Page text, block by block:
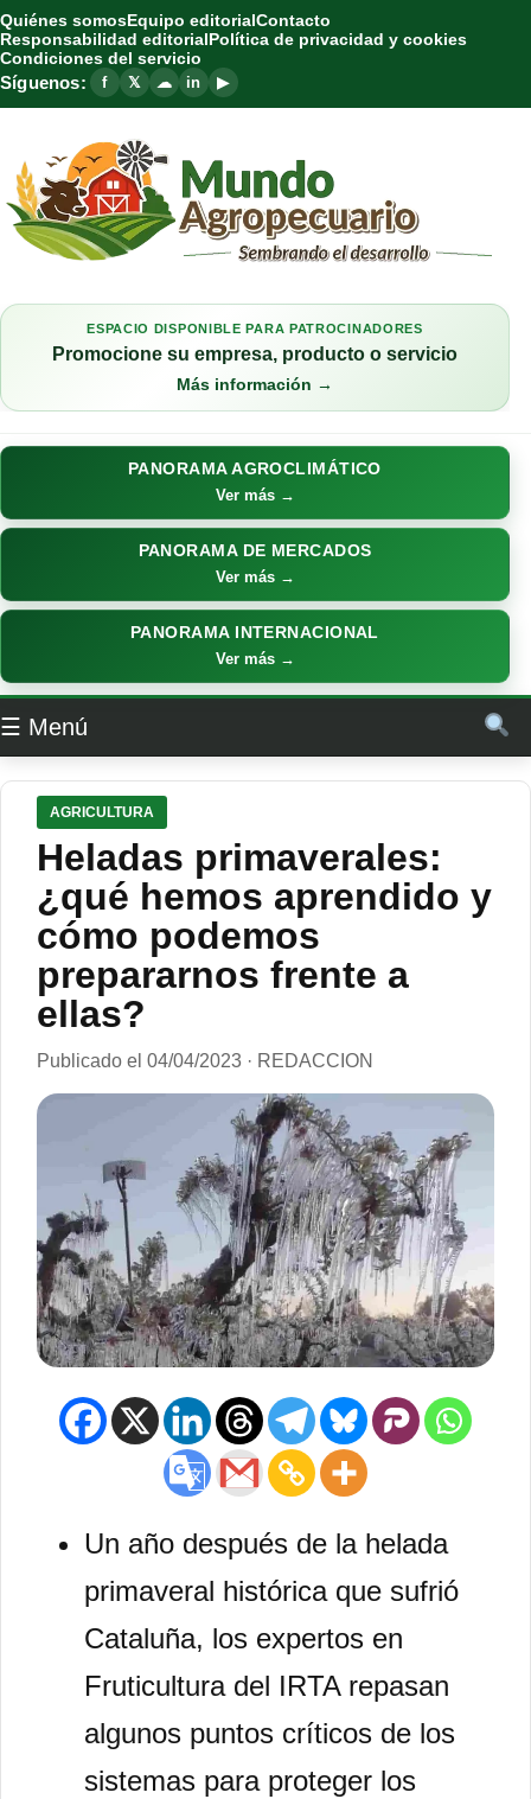
Quiénes somosEquipo editorialContacto
Responsabilidad editorialPolítica de privacidad y cookies
Condiciones del servicio
Síguenos: f 𝕏 ☁ in ▶
ESPACIO DISPONIBLE PARA PATROCINADORES
Promocione su empresa, producto o servicio
Más información →
PANORAMA AGROCLIMÁTICO
Ver más →
PANORAMA DE MERCADOS
Ver más →
PANORAMA INTERNACIONAL
Ver más →
☰ Menú
AGRICULTURA
Heladas primaverales:
¿qué hemos aprendido y
cómo podemos
prepararnos frente a
ellas?
Publicado el 04/04/2023 · REDACCION
Un año después de la helada
primaveral histórica que sufrió
Cataluña, los expertos en
Fruticultura del IRTA repasan
algunos puntos críticos de los
sistemas para proteger los